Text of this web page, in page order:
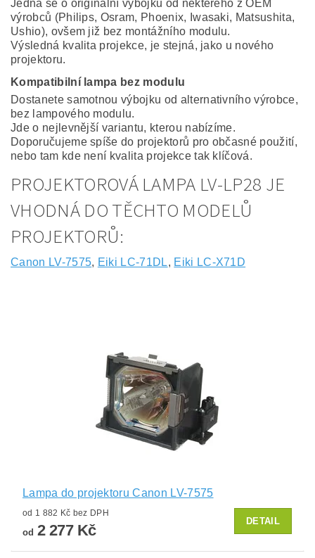
Jedná se o originální výbojku od některého z OEM
výrobců (Philips, Osram, Phoenix, Iwasaki, Matsushita,
Ushio), ovšem již bez montážního modulu.
Výsledná kvalita projekce, je stejná, jako u nového
projektoru.
Kompatibilní lampa bez modulu
Dostanete samotnou výbojku od alternativního výrobce,
bez lampového modulu.
Jde o nejlevnější variantu, kterou nabízíme.
Doporučujeme spíše do projektorů pro občasné použití,
nebo tam kde není kvalita projekce tak klíčová.
PROJEKTOROVÁ LAMPA LV-LP28 JE
VHODNÁ DO TĚCHTO MODELŮ
PROJEKTORŮ:
Canon LV-7575, Eiki LC-71DL, Eiki LC-X71D
Lampa do projektoru Canon LV-7575
od 1 882 Kč bez DPH
od 2 277 Kč
DETAIL